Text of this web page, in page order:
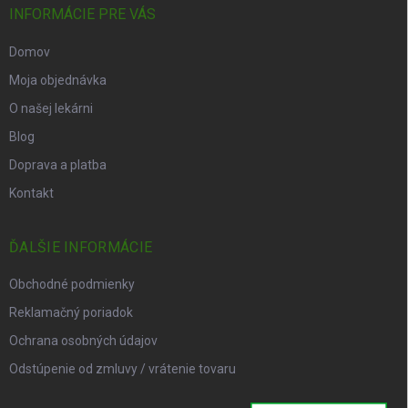
INFORMÁCIE PRE VÁS
Domov
Moja objednávka
O našej lekárni
Blog
Doprava a platba
Kontakt
ĎALŠIE INFORMÁCIE
Obchodné podmienky
Reklamačný poriadok
Ochrana osobných údajov
Odstúpenie od zmluvy / vrátenie tovaru